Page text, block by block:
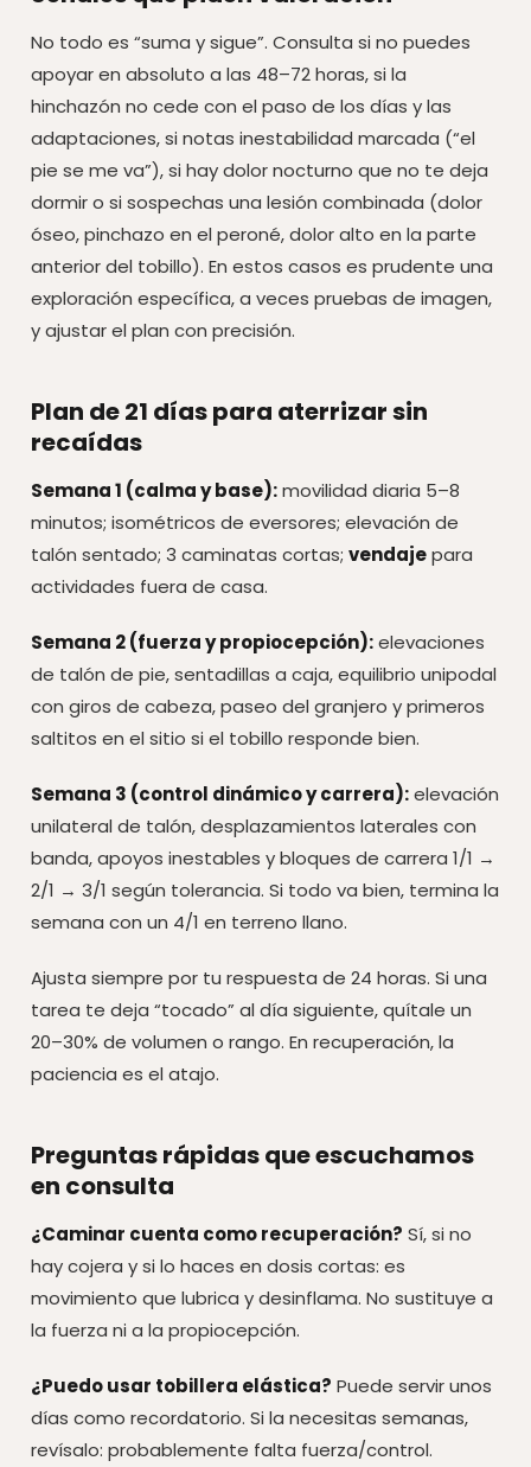
No todo es “suma y sigue”. Consulta si no puedes
apoyar en absoluto a las 48–72 horas, si la
hinchazón no cede con el paso de los días y las
adaptaciones, si notas inestabilidad marcada (“el
pie se me va”), si hay dolor nocturno que no te deja
dormir o si sospechas una lesión combinada (dolor
óseo, pinchazo en el peroné, dolor alto en la parte
anterior del tobillo). En estos casos es prudente una
exploración específica, a veces pruebas de imagen,
y ajustar el plan con precisión.
Plan de 21 días para aterrizar sin
recaídas
Semana 1 (calma y base):movilidad diaria 5–8
minutos; isométricos de eversores; elevación de
talón sentado; 3 caminatas cortas; vendajepara
actividades fuera de casa.
Semana 2 (fuerza y propiocepción):elevaciones
de talón de pie, sentadillas a caja, equilibrio unipodal
con giros de cabeza, paseo del granjero y primeros
saltitos en el sitio si el tobillo responde bien.
Semana 3 (control dinámico y carrera):elevación
unilateral de talón, desplazamientos laterales con
banda, apoyos inestables y bloques de carrera 1/1 →
2/1 → 3/1 según tolerancia. Si todo va bien, termina la
semana con un 4/1 en terreno llano.
Ajusta siempre por tu respuesta de 24 horas. Si una
tarea te deja “tocado” al día siguiente, quítale un
20–30% de volumen o rango. En recuperación, la
paciencia es el atajo.
Preguntas rápidas que escuchamos
en consulta
¿Caminar cuenta como recuperación? Sí, si no
hay cojera y si lo haces en dosis cortas: es
movimiento que lubrica y desinflama. No sustituye a
la fuerza ni a la propiocepción.
¿Puedo usar tobillera elástica? Puede servir unos
días como recordatorio. Si la necesitas semanas,
revísalo: probablemente falta fuerza/control.